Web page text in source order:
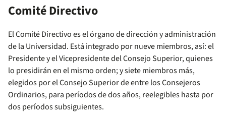
Comité Directivo
El Comité Directivo es el órgano de dirección y administración
de la Universidad. Está integrado por nueve miembros, así: el
Presidente y el Vicepresidente del Consejo Superior, quienes
lo presidirán en el mismo orden; y siete miembros más,
elegidos por el Consejo Superior de entre los Consejeros
Ordinarios, para períodos de dos años, reelegibles hasta por
dos períodos subsiguientes.